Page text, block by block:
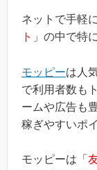
ネットで手軽
ト 」の中で特
モッピーは人
で利用者数も
ームや広告も
稼ぎやすいポ
モッピーは「